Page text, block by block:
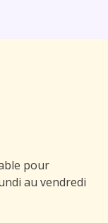
pour
au vendredi